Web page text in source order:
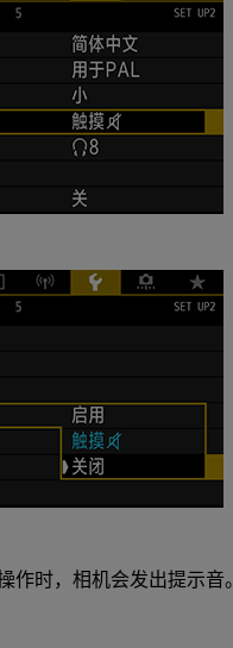
作时，相机会发出提示音